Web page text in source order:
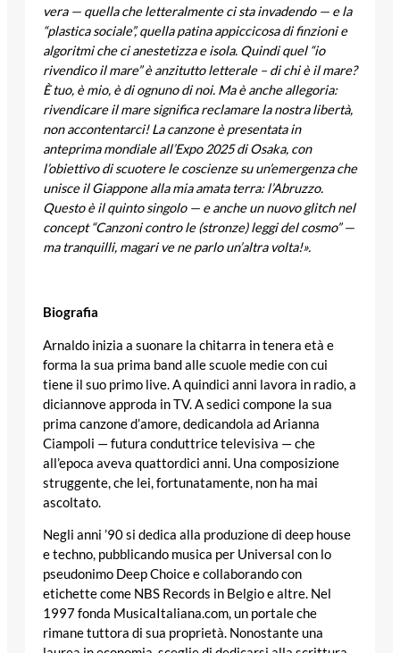
vera — quella che letteralmente ci sta invadendo — e la
“plastica sociale”, quella patina appiccicosa di finzioni e
algoritmi che ci anestetizza e isola. Quindi quel “io
rivendico il mare” è anzitutto letterale – di chi è il mare?
È tuo, è mio, è di ognuno di noi. Ma è anche allegoria:
rivendicare il mare significa reclamare la nostra libertà,
non accontentarci! La canzone è presentata in
anteprima mondiale all’Expo 2025 di Osaka, con
l’obiettivo di scuotere le coscienze su un’emergenza che
unisce il Giappone alla mia amata terra: l’Abruzzo.
Questo è il quinto singolo — e anche un nuovo glitch nel
concept “Canzoni contro le (stronze) leggi del cosmo” —
ma tranquilli, magari ve ne parlo un’altra volta!».
Biografia
Arnaldo inizia a suonare la chitarra in tenera età e
forma la sua prima band alle scuole medie con cui
tiene il suo primo live. A quindici anni lavora in radio, a
diciannove approda in TV. A sedici compone la sua
prima canzone d’amore, dedicandola ad Arianna
Ciampoli — futura conduttrice televisiva — che
all’epoca aveva quattordici anni. Una composizione
struggente, che lei, fortunatamente, non ha mai
ascoltato.
Negli anni ’90 si dedica alla produzione di deep house
e techno, pubblicando musica per Universal con lo
pseudonimo Deep Choice e collaborando con
etichette come NBS Records in Belgio e altre. Nel
1997 fonda MusicaItaliana.com, un portale che
rimane tuttora di sua proprietà. Nonostante una